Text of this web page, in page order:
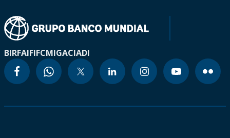
BIRFAIFIFCMIGACIADI